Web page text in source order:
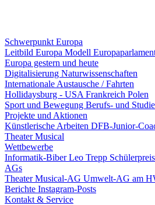
Schwerpunkt Europa
Leitbild Europa Modell
Europa gestern und heute
Digitalisierung Naturwissenschaften
Internationale Austausche / Fahrten
Hollidaysburg - USA Frankreich Polen
Sport und Bewegung Berufs- und
Projekte und Aktionen
Künstlerische Arbeiten DFB-Junior-
TheaterMusical
Wettbewerbe
Informatik-BiberLeo Trepp
AGs
TheaterMusical-AG Umwelt-AG am
Berichte Instagram-Posts
Kontakt & Service